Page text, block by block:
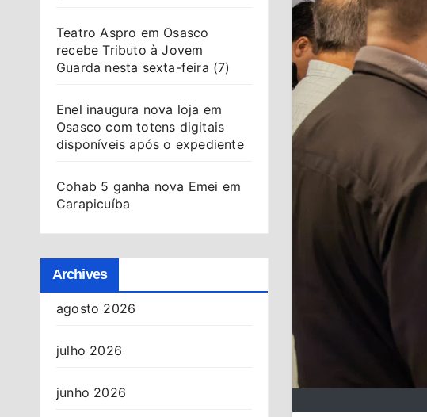
Teatro Aspro em Osasco
recebe Tributo à Jovem
Guarda nesta sexta-feira (7)
Enel inaugura nova loja em
Osasco com totens digitais
disponíveis após o expediente
Cohab 5 ganha nova Emei em
Carapicuíba
Archives
agosto 2026
julho 2026
junho 2026